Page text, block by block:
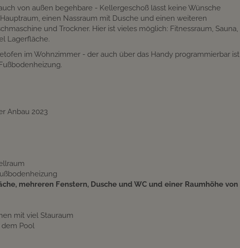
von außen begehbare - Kellergeschoß lässt keine Wünsche
einen Nassraum mit Dusche und einen weiteren
und Trockner. Hier ist vieles möglich: Fitnessraum, Sauna,
Lagerfläche.
im Wohnzimmer - der auch über das Handy programmierbar ist
Anbau 2023
mehreren Fenstern, Dusche und WC und einer Raumhöhe von
mit viel Stauraum
dem Pool